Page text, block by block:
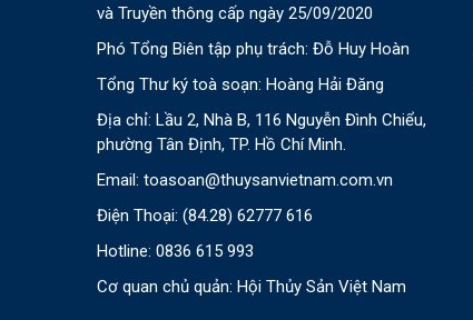
và Truyền thông cấp ngày 25/09/2020
Phó Tổng Biên tập phụ trách: Đỗ Huy Hoàn
Tổng Thư ký toà soạn: Hoàng Hải Đăng
Địa chỉ: Lầu 2, Nhà B, 116 Nguyễn Đình Chiểu,
phường Tân Định, TP. Hồ Chí Minh.
Email: toasoan@thuysanvietnam.com.vn
Điện Thoại: (84.28) 62777 616
Hotline: 0836 615 993
Cơ quan chủ quản: Hội Thủy Sản Việt Nam